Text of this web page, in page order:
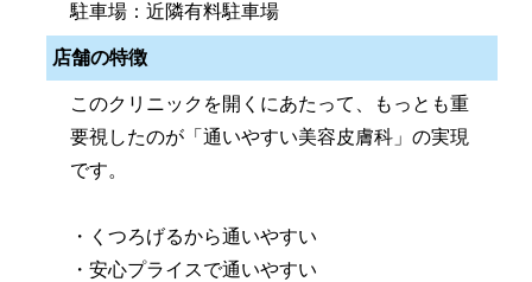
駐車場：近隣有料駐車場
店舗の特徴
このクリニックを開くにあたって、もっとも重
要視したのが「通いやすい美容皮膚科」の実現
です。
・くつろげるから通いやすい
・安心プライスで通いやすい